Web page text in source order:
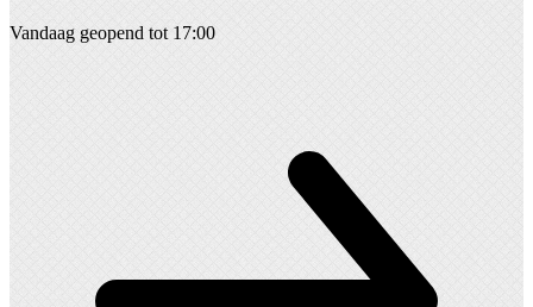
Vandaag geopend tot 17:00